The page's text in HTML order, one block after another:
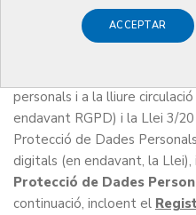
ACCEPTAR
tracta les dades personals
Reglament (UE) 2016/679,
personals i a la lliure
endavant RGPD) i la Llei 3/
Protecció de Dades
digitals (en endavant, la Llei),
Protecció de Dades
continuació, incloent el